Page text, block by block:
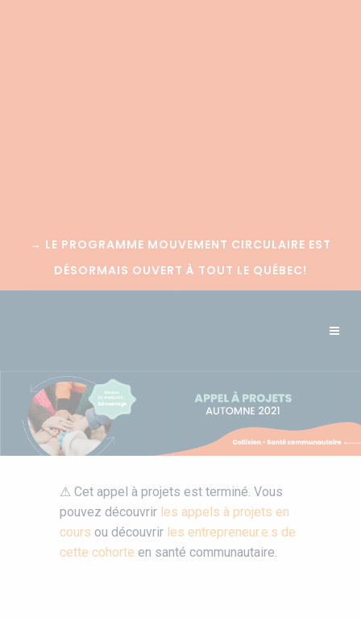
→ LE PROGRAMME MOUVEMENT CIRCULAIRE EST
DÉSORMAIS OUVERT À TOUT LE QUÉBEC!
⚠ Cet appel à projets est terminé. Vous
pouvez découvrir les appels à projets en
cours ou découvrir les entrepreneur.e.s de
cette cohorte en santé communautaire.